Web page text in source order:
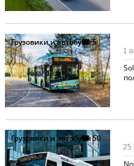
Грузовики и автобусы5
1
Грузовики и автобусы50
25